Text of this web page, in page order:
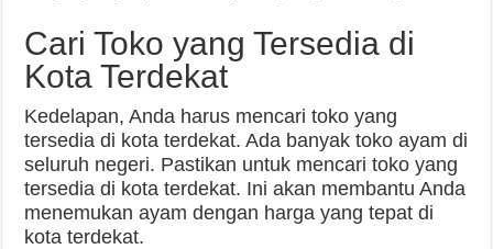
Cari Toko yang Tersedia di
Kota Terdekat
Kedelapan, Anda harus mencari toko yang
tersedia di kota terdekat. Ada banyak toko ayam di
seluruh negeri. Pastikan untuk mencari toko yang
tersedia di kota terdekat. Ini akan membantu Anda
menemukan ayam dengan harga yang tepat di
kota terdekat.